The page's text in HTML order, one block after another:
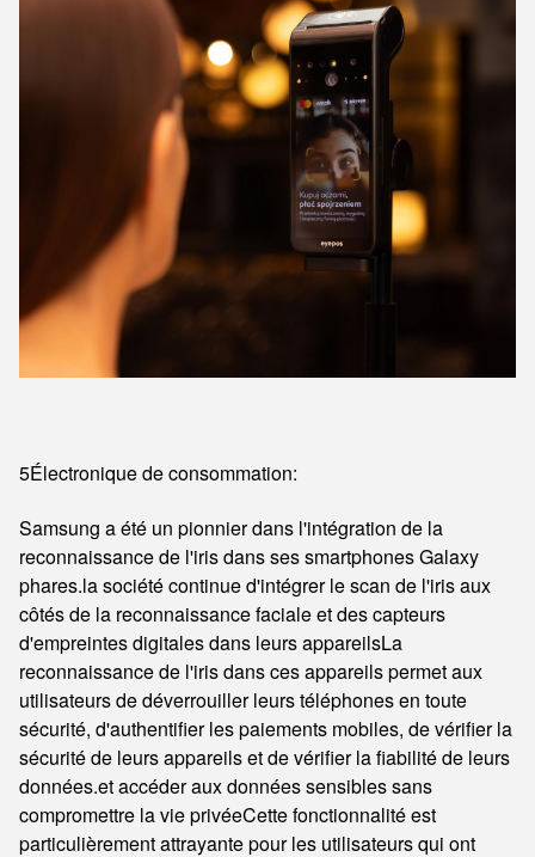
5Électronique de consommation:
Samsung a été un pionnier dans l'intégration de la
reconnaissance de l'iris dans ses smartphones Galaxy
phares.la société continue d'intégrer le scan de l'iris aux
côtés de la reconnaissance faciale et des capteurs
d'empreintes digitales dans leurs appareilsLa
reconnaissance de l'iris dans ces appareils permet aux
utilisateurs de déverrouiller leurs téléphones en toute
sécurité, d'authentifier les paiements mobiles, de vérifier la
sécurité de leurs appareils et de vérifier la fiabilité de leurs
données.et accéder aux données sensibles sans
compromettre la vie privéeCette fonctionnalité est
particulièrement attrayante pour les utilisateurs qui ont